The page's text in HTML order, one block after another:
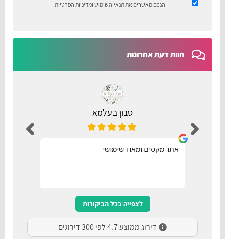
הנכם מאשרים אתתנאי השימוש ומדיניות הפרטיות.
חוות דעת אחרונות
סבון בעלמא
אתר מקסים ומאוד שימושי
לצפייה בכל הביקורות
דירוג ממוצע 4.7 לפי 300 דירוגים